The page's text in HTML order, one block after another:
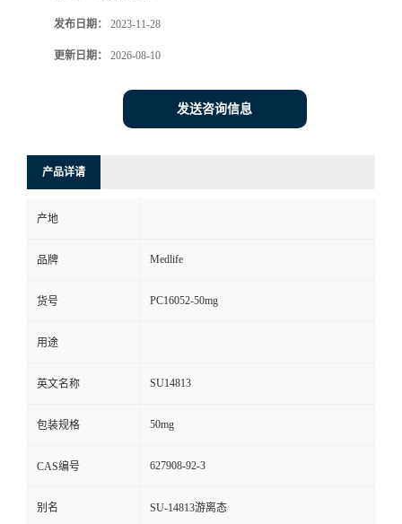
发布日期： 2023-11-28
更新日期： 2026-08-10
发送咨询信息
产品详请
产地
品牌 Medlife
货号 PC16052-50mg
用途
英文名称 SU14813
包装规格 50mg
CAS编号 627908-92-3
别名 SU-14813游离态